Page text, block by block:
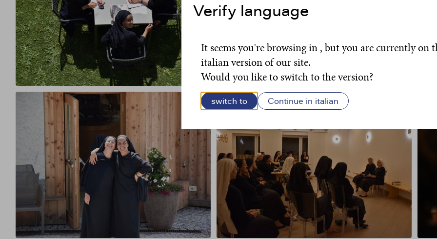
Verify language
It seems you're browsing in , but you are currently on
italian version of our site.
Would you like to switch to the version?
switch to Continue in italian